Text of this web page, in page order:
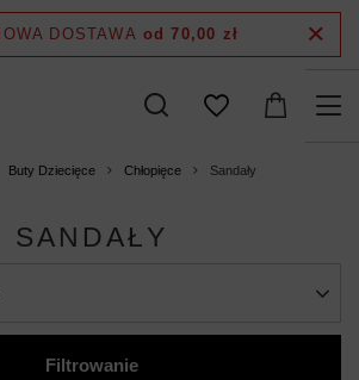
DOSTAWA od 70,00 zł
Buty Dziecięce Chłopięce Sandały
SANDAŁY
Filtrowanie